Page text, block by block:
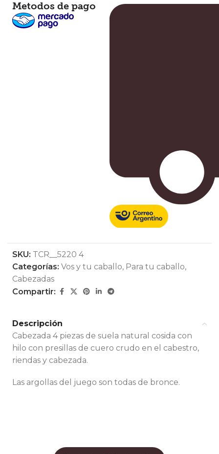
Metodos de pago
SKU: TCR__5220 4
Categorías: Vos y tu caballo, Para tu caballo,
Cabezadas
Compartir:
Descripción
Cabezada 4 piezas de suela natural cosida con
hilo con presillas de cuero crudo en el cabestro,
riendas y cabezada.
Las argollas del juego son todas de bronce.